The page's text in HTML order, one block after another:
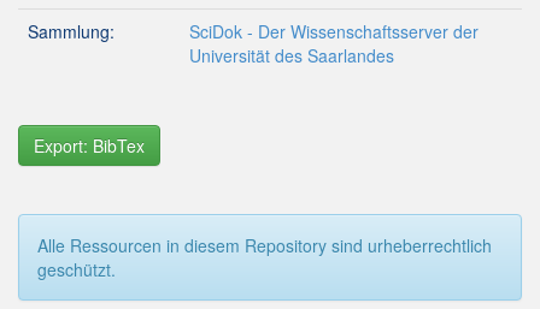
Sammlung:
SciDok - Der Wissenschaftsserver der
Universität des Saarlandes
Export: BibTex
Alle Ressourcen in diesem Repository sind urheberrechtlich
geschützt.